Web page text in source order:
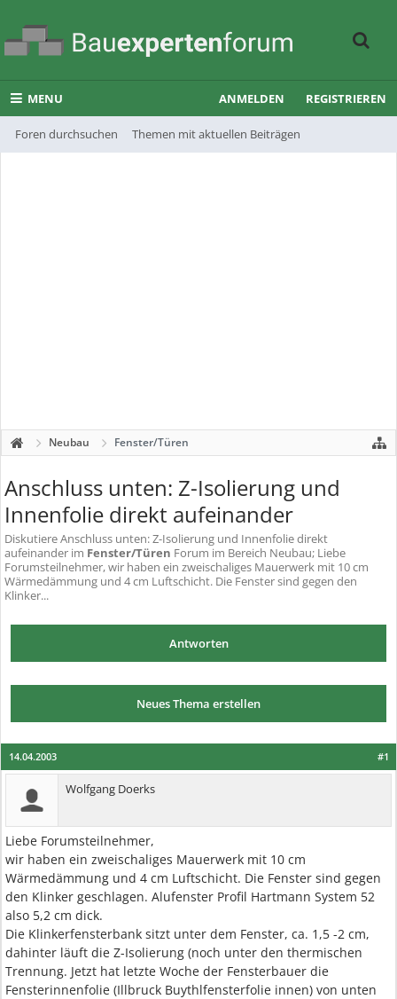
MENU
Foren durchsuchen Themen mit aktuellen Beiträgen
ANMELDEN REGISTRIEREN
Neubau Fenster/Türen
Anschluss unten: Z-Isolierung und
Innenfolie direkt aufeinander
DiskutiereAnschluss unten: Z-Isolierung und Innenfolie direkt
aufeinander im Fenster/Türen Forum im Bereich Neubau; Liebe
Forumsteilnehmer, wir haben ein zweischaliges Mauerwerk mit 10 cm
Wärmedämmung und 4 cm Luftschicht. Die Fenster sind gegen den
Klinker...
Antworten
Neues Thema erstellen
#1
14.04.2003
Wolfgang Doerks
Liebe Forumsteilnehmer,
wir haben ein zweischaliges Mauerwerk mit 10 cm
Wärmedämmung und 4 cm Luftschicht. Die Fenster sind gegen
den Klinker geschlagen. Alufenster Profil Hartmann System 52
also 5,2 cm dick.
Die Klinkerfensterbank sitzt unter dem Fenster, ca. 1,5 -2 cm,
dahinter läuft die Z-Isolierung (noch unter den thermischen
Trennung. Jetzt hat letzte Woche der Fensterbauer die
Fensterinnenfolie (Illbruck Buythlfensterfolie innen) von unten